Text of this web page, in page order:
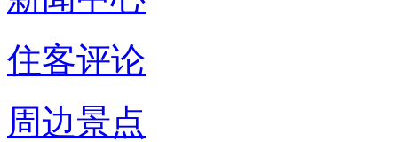
住客评论
周边景点